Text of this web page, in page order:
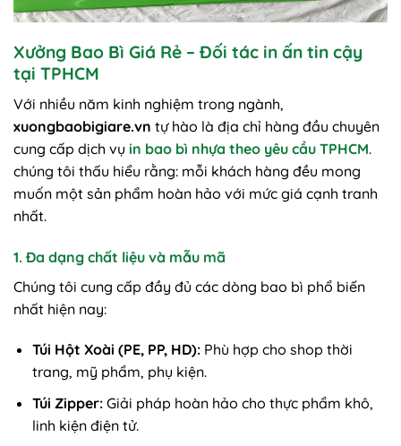
Xưởng Bao Bì Giá Rẻ – Đối tác in ấn tin cậy
tại TPHCM
Với nhiều năm kinh nghiệm trong ngành,
xuongbaobigiare.vn tự hào là địa chỉ hàng đầu chuyên
cung cấp dịch vụ in bao bì nhựa theo yêu cầu TPHCM.
chúng tôi thấu hiểu rằng: mỗi khách hàng đều mong
muốn một sản phẩm hoàn hảo với mức giá cạnh tranh
nhất.
1. Đa dạng chất liệu và mẫu mã
Chúng tôi cung cấp đầy đủ các dòng bao bì phổ biến
nhất hiện nay:
Túi Hột Xoài (PE, PP, HD):Phù hợp cho shop thời
trang, mỹ phẩm, phụ kiện.
Túi Zipper:Giải pháp hoàn hảo cho thực phẩm khô,
linh kiện điện tử.